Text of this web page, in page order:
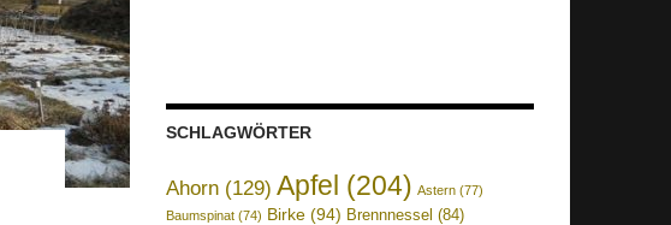
SCHLAGWÖRTER
Ahorn (129) Apfel (204) Astern (77)
Baumspinat (74) Birke (94) Brennnessel (84)